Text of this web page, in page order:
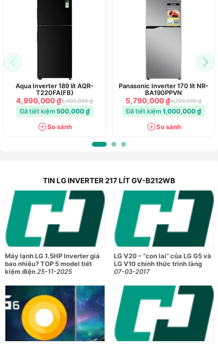
Aqua Inverter 189 lít AQR-
T220FA(FB)
4,990,000 ₫5,490,000 ₫
Đã tiết kiệm 500,000 ₫
So sánh
Panasonic Inverter 170 lít NR-
BA190PPVN
5,790,000 ₫6,790,000 ₫
Đã tiết kiệm1,000,000 ₫
So sánh
TIN LG INVERTER 217 LÍT GV-B212WB
Máy lạnh LG 1.5HP Inverter giá
bao nhiêu? TOP 5 model tiết
kiệm điện25-11-2025
LG V20 – “con lai” của LG G5 và
LG V10 chính thức trình làng
07-03-2017